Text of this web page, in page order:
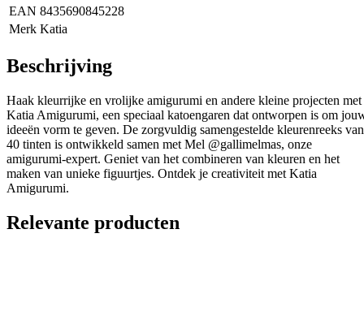
EAN 8435690845228
Merk Katia
Beschrijving
Haak kleurrijke en vrolijke amigurumi en andere kleine projecten met
Katia Amigurumi, een speciaal katoengaren dat ontworpen is om
ideeën vorm te geven. De zorgvuldig samengestelde kleurenreeks van
40 tinten is ontwikkeld samen met Mel @gallimelmas, onze
amigurumi-expert. Geniet van het combineren van kleuren en het
maken van unieke figuurtjes. Ontdek je creativiteit met Katia
Amigurumi.
Relevante producten